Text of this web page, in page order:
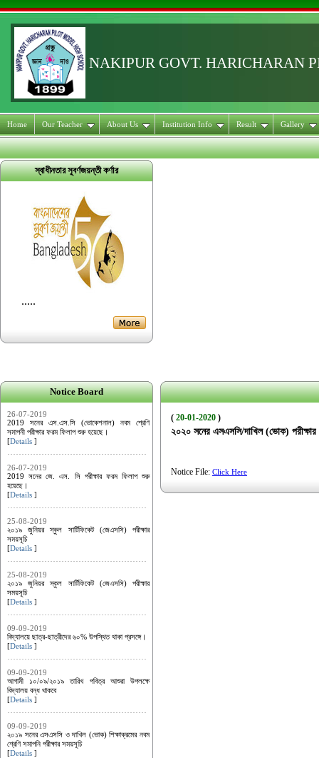
NAKIPUR GOVT. HARICHARAN
Home Our Teacher About Us Institution Info Result Gallery
স্বাধীনতার সূবর্ণজয়ন্তী কর্ণার
.....
Notice Board
26-07-2019
2019 সনের এস.এস.সি (ভোকেশনাল) নবম শ্রেণি
সমাপনী পরীক্ষার ফরম ফিলাপ শুরু হয়েছে।
[Details ]
26-07-2019
2019 সনের জে. এস. সি পরীক্ষার ফরম ফিলাপ শুরু
হয়েছে।
[Details ]
25-08-2019
২০১৯ জুনিয়র স্কুল সার্টিফিকেট (জেএসসি) পরীক্ষার
সময়সূচি
[Details ]
25-08-2019
২০১৯ জুনিয়র স্কুল সার্টিফিকেট (জেএসসি) পরীক্ষার
সময়সূচি
[Details ]
09-09-2019
বিদ্যালয়ে ছাত্র-ছাত্রীদের ৬০% উপস্থিত থাকা প্রসঙ্গে।
[Details ]
09-09-2019
আগামী ১০/০৯/২০১৯ তারিখ পবিত্র আশুরা উপলক্ষে
বিদ্যালয় বন্ধ থাকবে
[Details ]
09-09-2019
২০১৯ সনের এসএসসি ও দাখিল (ভোক) শিক্ষাক্রমের নবম
শ্রেণি সমাপনি পরীক্ষার সময়সূচি
[Details ]
( 20-01-2020 )
২০২০ সনের এসএসসি/দাখিল (ভোক) পরীক্ষার
Notice File: Click Here